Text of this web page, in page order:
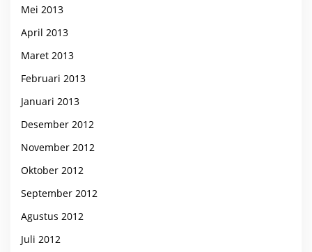
Mei 2013
April 2013
Maret 2013
Februari 2013
Januari 2013
Desember 2012
November 2012
Oktober 2012
September 2012
Agustus 2012
Juli 2012